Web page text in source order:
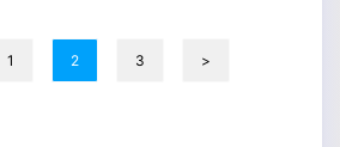
1 2 3 >